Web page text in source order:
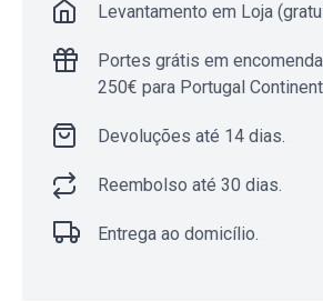
Levantamento em Loja
Portes grátis em
250€ para Portugal
Devoluções até 14 dias.
Reembolso até 30 dias.
Entrega ao domicílio.